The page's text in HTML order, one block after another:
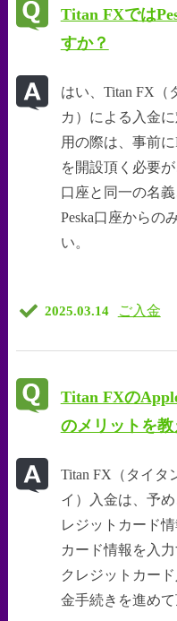
Titan FXでは
すか？
はい、Titan FX（
カ）による入金
用の際は、事前
を開設頂く必要
口座と同一の名
Peska口座からの
い。
2025.03.14 ご入金
Titan FXの
のメリットを教
Titan FX（タイタ
イ）入金は、予
レジットカード
カード情報を入
クレジットカー
金手続きを進めて